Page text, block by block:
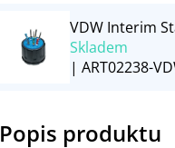
Popis produktu
VDW Interim
Skladem
| ART02238-